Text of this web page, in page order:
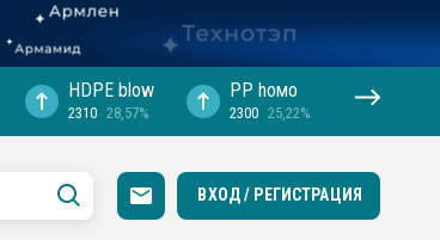
HDPE blow
2310 28,57%
PP hомо
2300 25,22%
ВХОД / РЕГИСТРАЦИЯ